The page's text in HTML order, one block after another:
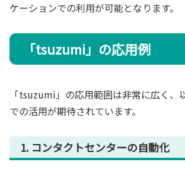
ケーションでの利用が可能となります。
「tsuzumi」の応用例
「tsuzumi」の応用範囲は非常に広く、
での活用が期待されています。
1. コンタクトセンターの自動化